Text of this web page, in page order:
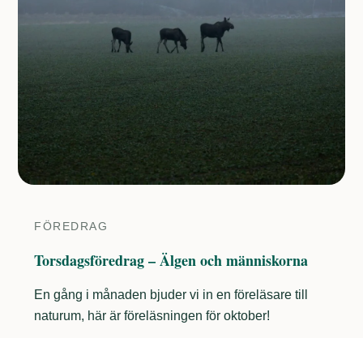
FÖREDRAG
Torsdagsföredrag – Älgen och människorna
En gång i månaden bjuder vi in en föreläsare till
naturum, här är föreläsningen för oktober!